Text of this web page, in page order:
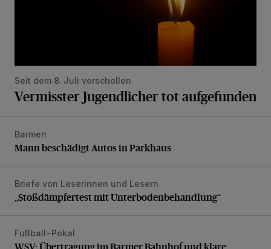
Seit dem 8. Juli verschollen
Vermisster Jugendlicher tot aufgefunden
Mann beschädigt Autos in Parkhaus
Barmen
Mann beschädigt Autos in Parkhaus
„Stoßdämpfertest mit Unterbodenbehandlung“
Briefe von Leserinnen und Lesern
„Stoßdämpfertest mit Unterbodenbehandlung“
WSV: Übertragung im Barmer Bahnhof und klare Ansage
Fußball-Pokal
WSV: Übertragung im Barmer Bahnhof und klare